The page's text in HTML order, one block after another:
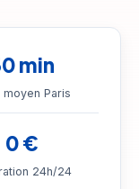
min
moyen Paris
0 €
24h/24